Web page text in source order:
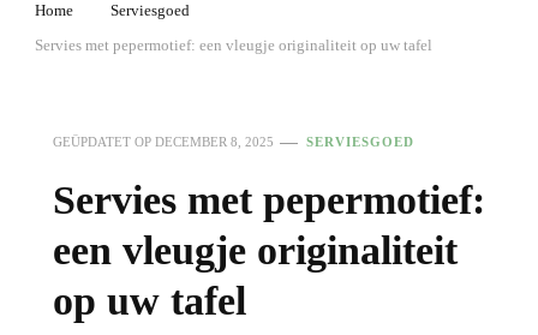
Home
Serviesgoed
Servies met pepermotief: een vleugje originaliteit op uw tafel
GEÜPDATET OP DECEMBER 8, 2025 SERVIESGOED
Servies met pepermotief:
een vleugje originaliteit
op uw tafel